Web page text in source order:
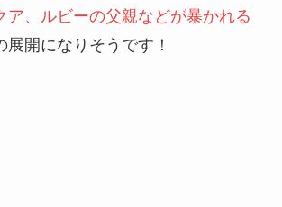
ア、ルビーの父親などが暴かれる
展開になりそうです！